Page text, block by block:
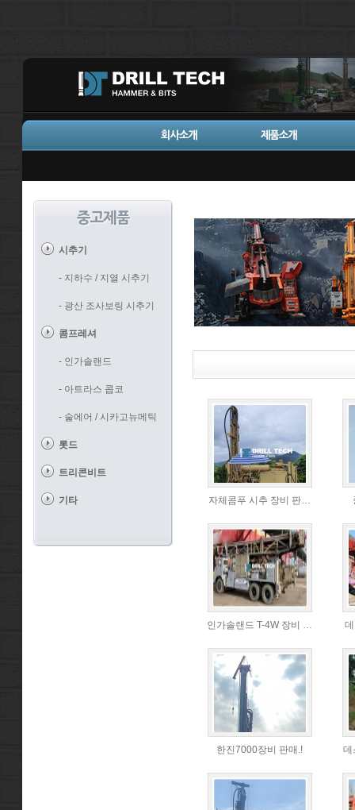
시추기
- 지하수 / 지열 시추기
- 광산 조사보링 시추기
콤프레셔
- 인가솔랜드
- 아트라스 콥코
- 술에어 / 시카고뉴메틱
롯드
트리콘비트
기타 자체콤푸 시추 장비 판…
인가솔랜드 T-4W 장비 …
한진7000장비 판매.! 데